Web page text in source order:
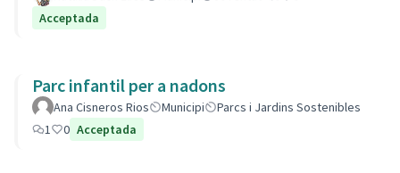
Acceptada
Parc infantil per a nadons
Ana Cisneros Rios Municipi
Parcs i Jardins Sostenibles
1
0 Acceptada